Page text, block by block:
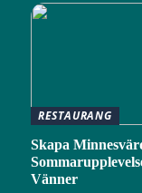
RESTAURANG
Skapa
Vänner